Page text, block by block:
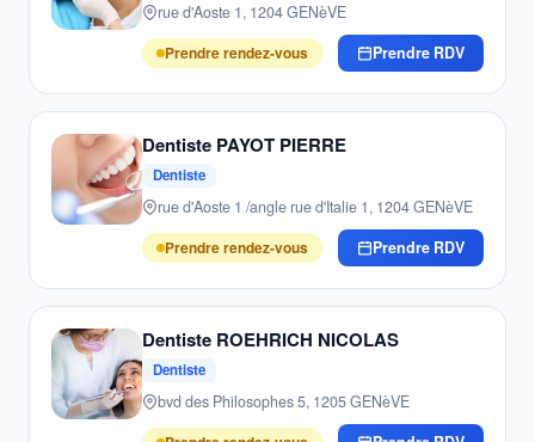
rue d'Aoste 1, 1204 GENèVE
Prendre rendez-vous
Prendre RDV
Dentiste PAYOT PIERRE
Dentiste
rue d'Aoste 1 /angle rue d'Italie 1, 1204 GENèVE
Prendre rendez-vous
Prendre RDV
Dentiste ROEHRICH NICOLAS
Dentiste
bvd des Philosophes 5, 1205 GENèVE